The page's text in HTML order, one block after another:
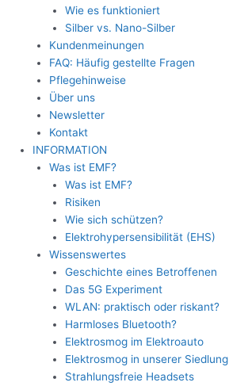
Wie es funktioniert
Silber vs. Nano-Silber
Kundenmeinungen
FAQ: Häufig gestellte Fragen
Pflegehinweise
Über uns
Newsletter
Kontakt
INFORMATION
Was ist EMF?
Was ist EMF?
Risiken
Wie sich schützen?
Elektrohypersensibilität (EHS)
Wissenswertes
Geschichte eines Betroffenen
Das 5G Experiment
WLAN: praktisch oder riskant?
Harmloses Bluetooth?
Elektrosmog im Elektroauto
Elektrosmog in unserer Siedlung
Strahlungsfreie Headsets